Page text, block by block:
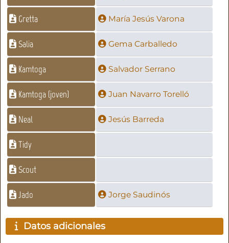
Gretta María Jesús Varona
Salia Gema Carballedo
Kamtoga Salvador Serrano
Kamtoga (joven) Juan Navarro Torelló
Neal Jesús Barreda
Tidy
Scout
Jado Jorge Saudinós
Datos adicionales